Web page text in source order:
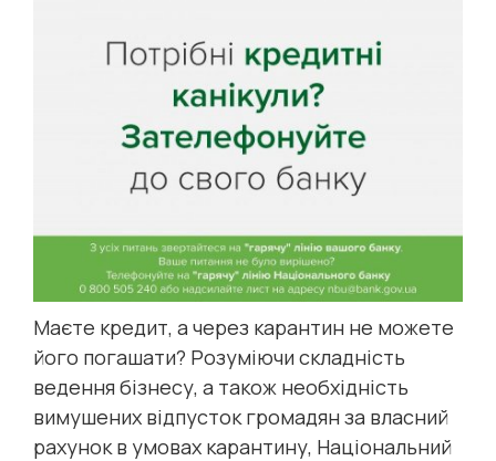
Маєте кредит, а через карантин не можете
його погашати? Розуміючи складність
ведення бізнесу, а також необхідність
вимушених відпусток громадян за власний
рахунок в умовах карантину, Національний